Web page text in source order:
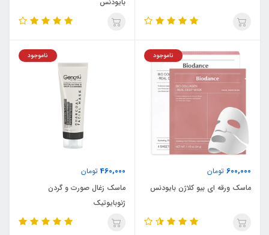
600,000 تومان
ناموجود
ماسک ورقه ای بیو کلاژن بایودنس
460,000تومان
ناموجود
ماسک زغال صورت و گردن
ژنوبایوتیک